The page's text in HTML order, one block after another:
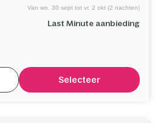
Last Minute aanbieding
Van wo. 30 sept tot vr. 2 okt (2 nachten)
Selecteer